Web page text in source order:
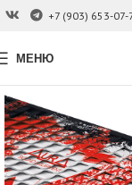
+7 (903) 653-07-
МЕНЮ